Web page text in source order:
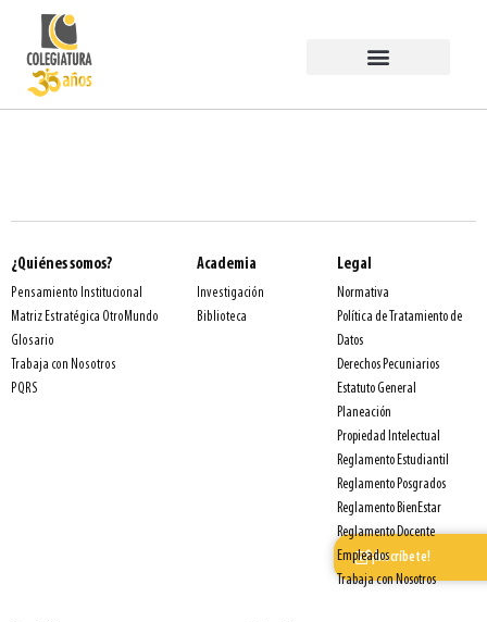
¡Inscríbete!
¿Quiénes somos?
Pensamiento Institucional
Matriz Estratégica OtroMundo
Glosario
Trabaja con Nosotros
PQRS
Academia
Investigación
Biblioteca
Legal
Normativa
Política de Tratamiento de
Datos
Derechos Pecuniarios
Estatuto General
Planeación
Propiedad Intelectual
Reglamento Estudiantil
Reglamento Posgrados
Reglamento BienEstar
Reglamento Docente
Empleados
Trabaja con Nosotros